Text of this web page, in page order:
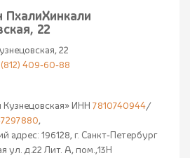
ПхалиХинкали
22
22
409-60-88
ИНН 7810740944/
,
адрес: 196128, г. Санкт-Петербург
ул. д.22 Лит. А, пом.,13Н